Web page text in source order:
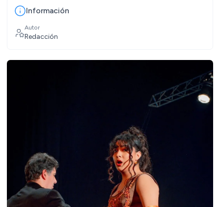
Información
Autor
Redacción